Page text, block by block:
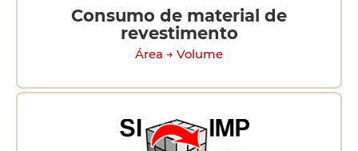
Consumo de material de
revestimento
Área → Volume